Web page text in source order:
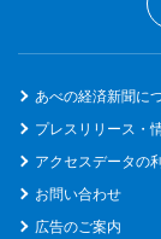
あべの経済新聞に
プレスリリース・
アクセスデータの
お問い合わせ
広告のご案内